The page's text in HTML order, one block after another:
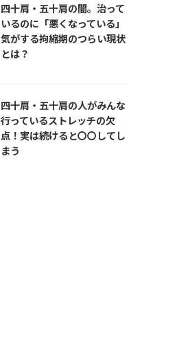
四十肩・五十肩の闇。治って
いるのに「悪くなっている」
気がする拘縮期のつらい現状
とは？
四十肩・五十肩の人がみんな
行っているストレッチの欠
点！実は続けると〇〇してし
まう